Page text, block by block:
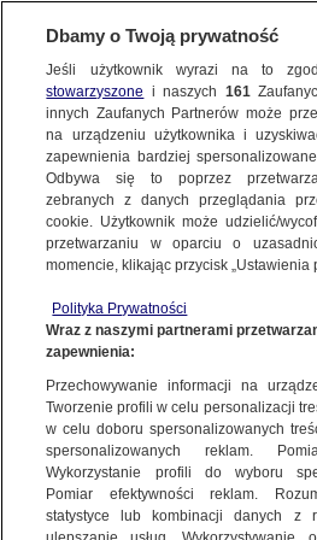
FAKTY | FAKTY PO POŁUDNIU
Przystanek jest, autobusów brak.
połączenia
NAJNOWSZE
ZOBACZ FAKTY
FAKTY PO FAKTACH
FAKTY O ŚWIECIE
WIĘCEJ
KANAŁY
Dzień
Jedno konto do
Dbamy o Twoją prywatność
Jeśli użytkownik wyrazi na to
stowarzyszone i naszych 161
innych Zaufanych Partnerów może
na urządzeniu użytkownika i
zapewnienia bardziej
Odbywa się to poprzez
zebranych z danych przeglądania
cookie. Użytkownik może udzielić/
przetwarzaniu w oparciu o
momencie, klikając przycisk „Ustawienia
Polityka Prywatności
Wraz z naszymi partnerami
zapewnienia:
Przechowywanie informacji na
Tworzenie profili w celu personalizacji
w celu doboru spersonalizowanych
spersonalizowanych reklam.
Wykorzystanie profili do wyboru
Pomiar efektywności reklam.
statystyce lub kombinacji danych z